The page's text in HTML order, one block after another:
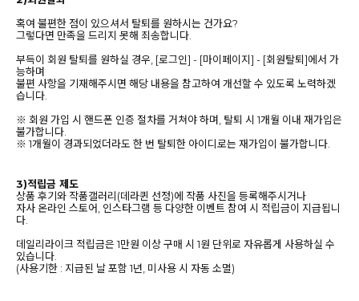
혹여 불편한 점이 있으셔서 탈퇴를 원하시는 건가요?
그렇다면 만족을 드리지 못해 죄송합니다.
부득이 회원 탈퇴를 원하실 경우, [로그인] - [마이페이지] - [회원탈퇴]에서 가
능하며
불편 사항을 기재해주시면 해당 내용을 참고하여 개선할 수 있도록 노력하겠
습니다.
※ 회원 가입 시 핸드폰 인증 절차를 거쳐야 하며, 탈퇴 시 1개월 이내 재가입은
불가합니다.
※ 1개월이 경과되었더라도 한 번 탈퇴한 아이디로는 재가입이 불가합니다.
3)적립금 제도
상품 후기와 작품갤러리(데라퀸 선정)에 작품 사진을 등록해주시거나
자사 온라인 스토어, 인스타그램 등 다양한 이벤트 참여 시 적립금이 지급됩니
다.
데일리라이크 적립금은 1만원 이상 구매 시 1원 단위로 자유롭게 사용하실 수
있습니다.
(사용기한 : 지급된 날 포함 1년, 미사용 시 자동 소멸)